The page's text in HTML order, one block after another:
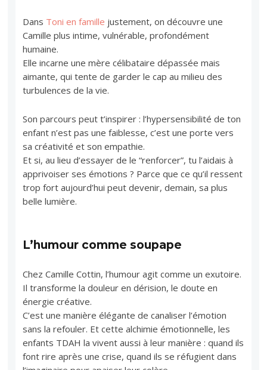
Dans Toni en famille justement, on découvre une
Camille plus intime, vulnérable, profondément
humaine.
Elle incarne une mère célibataire dépassée mais
aimante, qui tente de garder le cap au milieu des
turbulences de la vie.
Son parcours peut t’inspirer : l’hypersensibilité de ton
enfant n’est pas une faiblesse, c’est une porte vers
sa créativité et son empathie.
Et si, au lieu d’essayer de le “renforcer”, tu l’aidais à
apprivoiser ses émotions ? Parce que ce qu’il ressent
trop fort aujourd’hui peut devenir, demain, sa plus
belle lumière.
L’humour comme soupape
Chez Camille Cottin, l’humour agit comme un exutoire.
Il transforme la douleur en dérision, le doute en
énergie créative.
C’est une manière élégante de canaliser l’émotion
sans la refouler. Et cette alchimie émotionnelle, les
enfants TDAH la vivent aussi à leur manière : quand ils
font rire après une crise, quand ils se réfugient dans